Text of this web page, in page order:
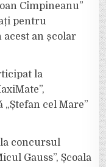
Cîmpineanu”
pentru
an școlar
la
cel Mare”
concursul
Gauss”, Școala